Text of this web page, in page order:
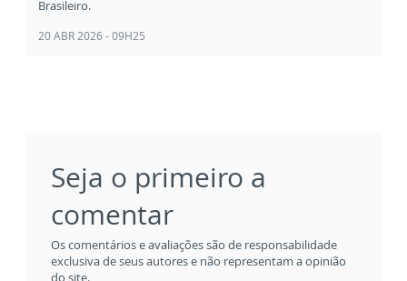
Brasileiro.
20 ABR 2026 - 09H25
Seja o primeiro a
comentar
Os comentários e avaliações são de responsabilidade
exclusiva de seus autores e não representam a opinião
do site.